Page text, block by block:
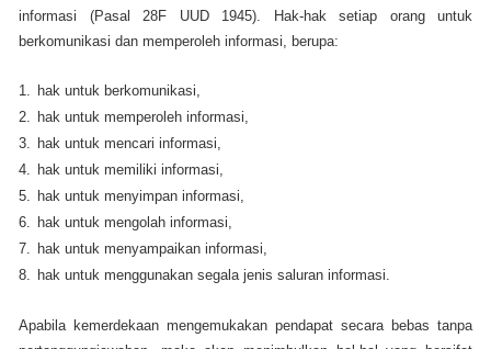
informasi (Pasal 28F UUD 1945). Hak-hak setiap orang untuk
berkomunikasi dan memperoleh informasi, berupa:
1. hak untuk berkomunikasi,
2. hak untuk memperoleh informasi,
3. hak untuk mencari informasi,
4. hak untuk memiliki informasi,
5. hak untuk menyimpan informasi,
6. hak untuk mengolah informasi,
7. hak untuk menyampaikan informasi,
8. hak untuk menggunakan segala jenis saluran informasi.
Apabila kemerdekaan mengemukakan pendapat secara bebas tanpa